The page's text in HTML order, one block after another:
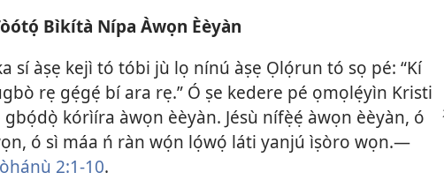
Bìkítà Nípa Àwọn Èèyàn
sí àṣẹ kejì tó tóbi jù lọ nínú àṣẹ Ọlọ́run tó sọ pé: “Kí
rẹ gẹ́gẹ́ bí ara rẹ.” Ó ṣe kedere pé ọmọlẹ́yìn Kristi
gbọ́dọ̀ kórìíra àwọn èèyàn. Jésù nífẹ̀ẹ́ àwọn èèyàn, ó
ó sì máa ń ràn wọ́n lọ́wọ́ láti yanjú ìṣòro wọn.—
2:1-10.